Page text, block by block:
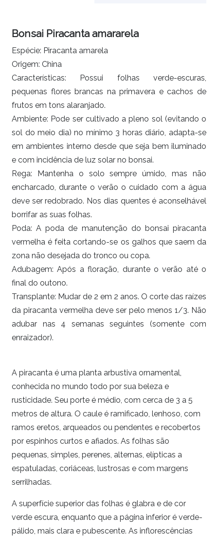
Bonsai Piracanta amararela
Espécie: Piracanta amarela
Origem: China
Características: Possui folhas verde-escuras,
pequenas flores brancas na primavera e cachos de
frutos em tons alaranjado.
Ambiente: Pode ser cultivado a pleno sol (evitando o
sol do meio dia) no mínimo 3 horas diário, adapta-se
em ambientes interno desde que seja bem iluminado
e com incidência de luz solar no bonsai.
Rega: Mantenha o solo sempre úmido, mas não
encharcado, durante o verão o cuidado com a água
deve ser redobrado. Nos dias quentes é aconselhável
borrifar as suas folhas.
Poda: A poda de manutenção do bonsai piracanta
vermelha é feita cortando-se os galhos que saem da
zona não desejada do tronco ou copa.
Adubagem: Após a floração, durante o verão até o
final do outono.
Transplante: Mudar de 2 em 2 anos. O corte das raízes
da piracanta vermelha deve ser pelo menos 1/3. Não
adubar nas 4 semanas seguintes (somente com
enraizador).
A piracanta é uma planta arbustiva ornamental,
conhecida no mundo todo por sua beleza e
rusticidade. Seu porte é médio, com cerca de 3 a 5
metros de altura. O caule é ramificado, lenhoso, com
ramos eretos, arqueados ou pendentes e recobertos
por espinhos curtos e afiados. As folhas são
pequenas, simples, perenes, alternas, elípticas a
espatuladas, coriáceas, lustrosas e com margens
serrilhadas.
A superfície superior das folhas é glabra e de cor
verde escura, enquanto que a página inferior é verde-
pálido, mais clara e pubescente. As inflorescências